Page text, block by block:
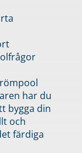
har du
bygga din
och
färdiga